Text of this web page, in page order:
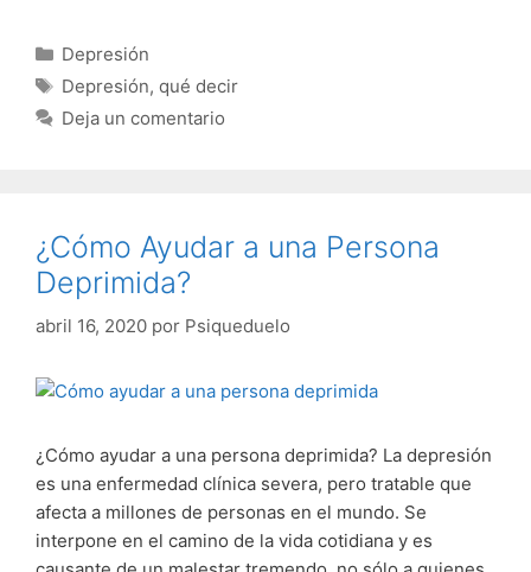
Categorías
Depresión
Etiquetas
Depresión, qué decir
Deja un comentario
¿Cómo Ayudar a una Persona
Deprimida?
abril 16, 2020 por Psiqueduelo
¿Cómo ayudar a una persona deprimida? La depresión
es una enfermedad clínica severa, pero tratable que
afecta a millones de personas en el mundo. Se
interpone en el camino de la vida cotidiana y es